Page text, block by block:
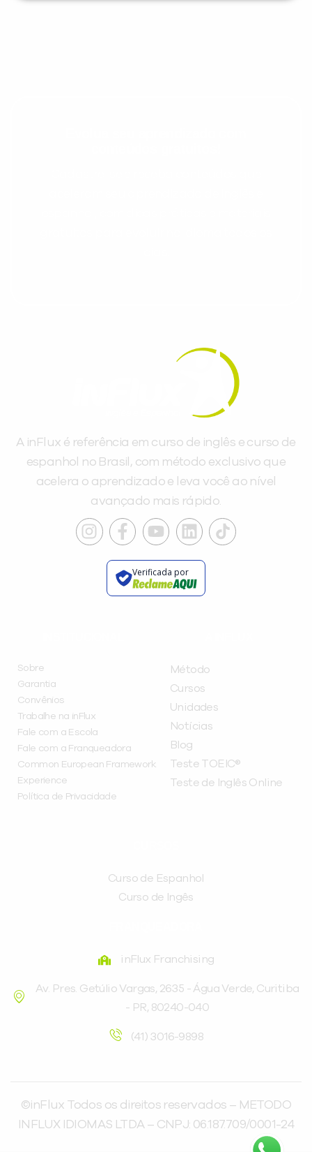
A inFlux é referência em curso de inglês e curso de
espanhol no Brasil, com método exclusivo que
acelera o aprendizado e leva você ao nível
avançado mais rápido.
Verificada por
Sobre
Garantia
Convênios
Trabalhe na inFlux
Fale com a Escola
Fale com a Franqueadora
Common European Framework
Experience
Política de Privacidade
Método
Cursos
Unidades
Notícias
Blog
Teste TOEIC®
Teste de Inglês Online
Curso de Espanhol
Curso de Ingês
inFlux Franchising
Av. Pres. Getúlio Vargas, 2635 - Água Verde, Curitiba
- PR, 80240-040
(41) 3016-9898
©inFlux Todos os direitos reservados – METODO
INFLUX IDIOMAS LTDA – CNPJ: 06.187.709/0001-24